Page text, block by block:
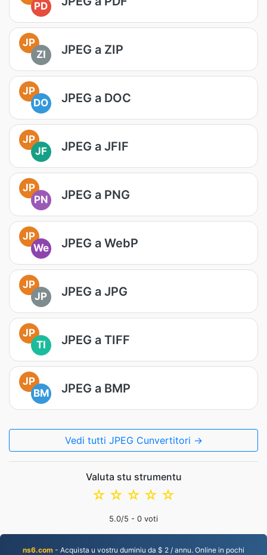
PD
JP
ZI
JPEG a ZIP
JP
DO
JPEG a DOC
JP
JF
JPEG a JFIF
JP
PN
JPEG a PNG
JP
We
JPEG a WebP
JP
JP
JPEG a JPG
JP
TI
JPEG a TIFF
JP
BM
JPEG a BMP
Vedi tutti JPEG Cunvertitori →
Valuta stu strumentu
☆
☆
☆
☆
☆
5.0/5 - 0 voti
ns6.com - Acquista u vostru duminiu da $ 2 / annu. Online in pochi